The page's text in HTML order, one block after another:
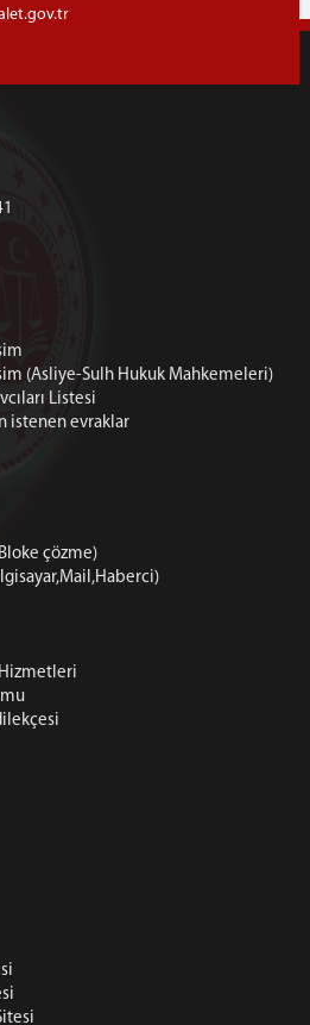
Listesi
Raporları
(Asliye-Sulh Hukuk
(Asliye-Sulh Hukuk Mahkemeleri)
Listesi
istenen evraklar
çözme)